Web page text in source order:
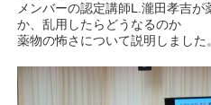
メンバーの認定講師L.瀧田孝吉
か、乱用したらどうなるのか
薬物の怖さについて説明しました